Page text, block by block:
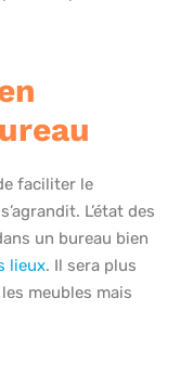
faciliter le
L’état des
un bureau bien
lieux. Il sera plus
meubles mais